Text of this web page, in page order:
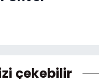
çekebilir